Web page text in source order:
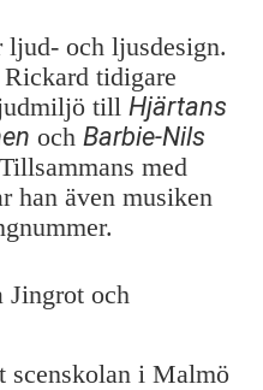
ljud- och ljusdesign.
Rickard tidigare
till Hjärtans
och Barbie-Nils
Tillsammans med
han även musiken
Jingrot och
i Malmö